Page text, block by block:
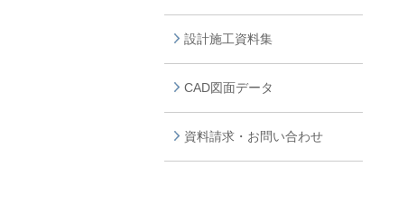
設計施工資料集
CAD図面データ
資料請求・お問い合わせ